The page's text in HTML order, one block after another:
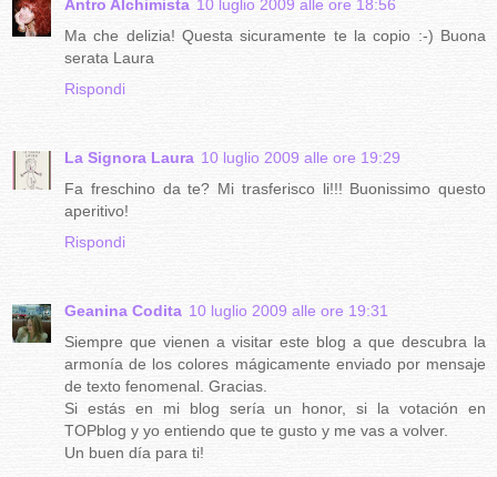
Antro Alchimista 10 luglio 2009 alle ore 18:56
Ma che delizia! Questa sicuramente te la copio :-) Buona
serata Laura
Rispondi
La Signora Laura 10 luglio 2009 alle ore 19:29
Fa freschino da te? Mi trasferisco li!!! Buonissimo questo
aperitivo!
Rispondi
Geanina Codita 10 luglio 2009 alle ore 19:31
Siempre que vienen a visitar este blog a que descubra la
armonía de los colores mágicamente enviado por mensaje
de texto fenomenal. Gracias.
Si estás en mi blog sería un honor, si la votación en
TOPblog y yo entiendo que te gusto y me vas a volver.
Un buen día para ti!